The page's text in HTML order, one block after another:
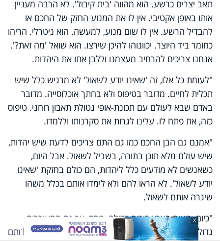
תאב יצרים כרשע. הוא מהווה 'בית קיבול'. לא הרבה מעניין
אותו באופן אקטיבי. אין לו את המנוע החזק של החכם או
להבדיל הרשע. אין לו שום מנוע, למעשה. הוא ניטרלי. הריהו
כחומר ביד היוצר. יכוונוהו להיכן שירצו. הוא שואל 'מה זאת?'.
אנחנו צריכים להרחיב מעצמנו וללבן אתו את היהדות.
"לעומת כל אלו, זה 'שאינו יודע לשאול' לא מרגיש כלל שיש
תכלית לחיים. מדובר בטיפוס ולא בחתך אוכלוסייה. מדובר
באדם שבא לעולם עם תכונת-אופי נטולת תאבון רוחני. טיפוס
כזה, את פתח לו. עלינו לגרות את סקרנותו וללמדו.
"אמנם גם הבן החכם כמו גם התם צריכים לדעת שיש יהדות,
שיש עולם מלא תוכן בתורה, בשביל לשאול. אבל היום,
כשאנשים לא מודעים כלל ליהדות, הם כולם בחזקת 'שאינו
יודע לשאול'. לא הראו להם ולא לימדו אותם בכלל משהו
שיגרה אותם לשאול.
"כיום, רואים בארץ בורות גדולה, מחד, אך גם התעוררות
גדולה, מאידך. אלו הם אותם אנשים שכן מתעניינים ביהדותם
X